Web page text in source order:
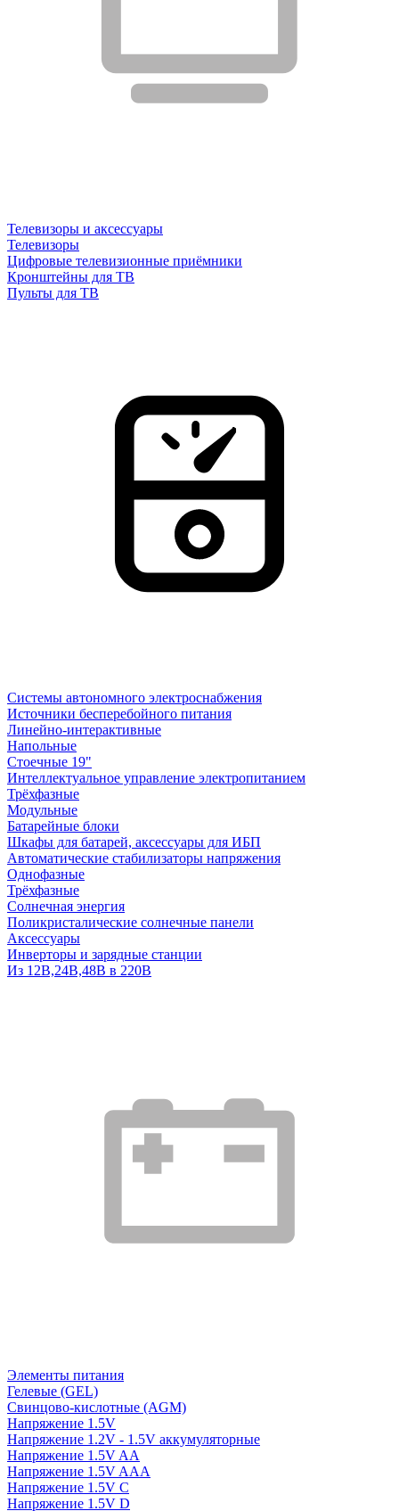
Телевизоры и аксессуары
Телевизоры
Цифровые телевизионные приёмники
Кронштейны для ТВ
Пульты для ТВ
Системы автономного электроснабжения
Источники бесперебойного питания
Линейно-интерактивные
Напольные
Стоечные 19"
Интеллектуальное управление электропитанием
Трёхфазные
Модульные
Батарейные блоки
Шкафы для батарей, аксессуары для ИБП
Автоматические стабилизаторы напряжения
Однофазные
Трёхфазные
Солнечная энергия
Поликристалические солнечные панели
Аксессуары
Инверторы и зарядные станции
Из 12В,24В,48В в 220В
Элементы питания
Гелевые (GEL)
Свинцово-кислотные (AGM)
Напряжение 1.5V
Напряжение 1.2V - 1.5V аккумуляторные
Напряжение 1.5V AA
Напряжение 1.5V AAA
Напряжение 1.5V C
Напряжение 1.5V D